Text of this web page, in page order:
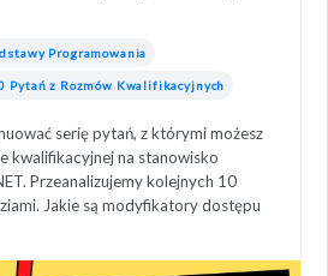
Programowania
Pytań z Rozmów Kwalifikacyjnych
serię pytań, z którymi możesz
kwalifikacyjnej na stanowisko
Przeanalizujemy kolejnych 10
Jakie są modyfikatory dostępu